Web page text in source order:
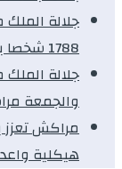
جلالة
1788 شخصا بمناسبة عيد العرش المجيد
جلالة
والجمعة
مراكش تعزز
هيكلية